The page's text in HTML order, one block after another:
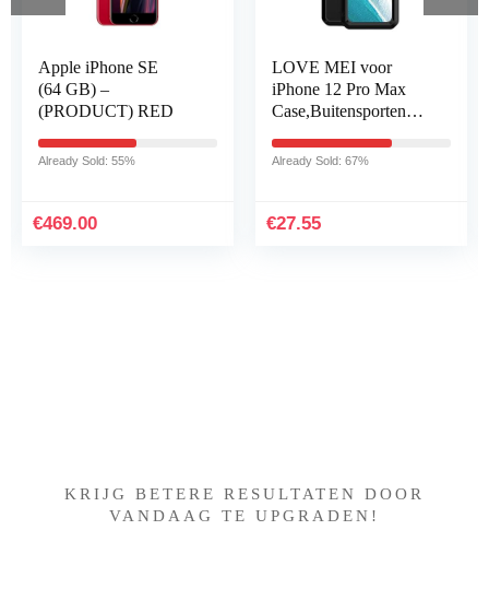
Apple iPhone SE
(64 GB) –
(PRODUCT) RED
Already Sold: 55%
€469.00
LOVE MEI voor
iPhone 12 Pro Max
Case,Buitensporten
Tank Metalen Cover
Already Sold: 67%
€27.55
KRIJG BETERE RESULTATEN DOOR
VANDAAG TE UPGRADEN!